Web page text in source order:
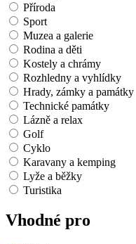
Příroda
Sport
Muzea a galerie
Rodina a děti
Kostely a chrámy
Rozhledny a vyhlídky
Hrady, zámky a památky
Technické památky
Lázně a relax
Golf
Cyklo
Karavany a kemping
Lyže a běžky
Turistika
Vhodné pro